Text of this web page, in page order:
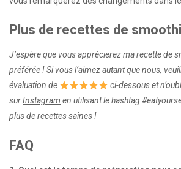
Plus de recettes de
J’espère que vous apprécierez ma recette de
préférée ! Si vous l’aimez autant que nous,
évaluation de
ci-dessous et
surInstagram en utilisant le hashtag
plus de recettes saines !
FAQ